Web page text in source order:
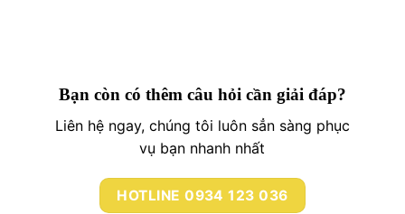
Bạn còn có thêm câu hỏi cần giải đáp?
Liên hệ ngay, chúng tôi luôn sẳn sàng phục
vụ bạn nhanh nhất
HOTLINE 0934 123 036